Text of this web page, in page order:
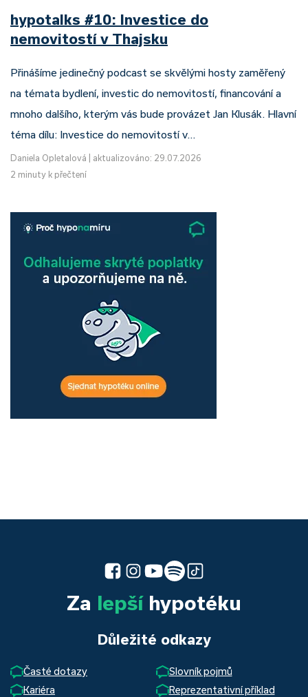
hypotalks #10: Investice do
nemovitostí v Thajsku
Přinášíme jedinečný podcast se skvělými hosty zaměřený
na témata bydlení, investic do nemovitostí, financování a
mnoho dalšího, kterým vás bude provázet Jan Klusák. Hlavní
téma dílu: Investice do nemovitostí v…
Daniela Opletalová
aktualizováno: 29.07.2026
2 minuty k přečtení
Za lepšíhypotéku
Důležité odkazy
Časté dotazy
Slovník pojmů
Kariéra
Reprezentativní příklad